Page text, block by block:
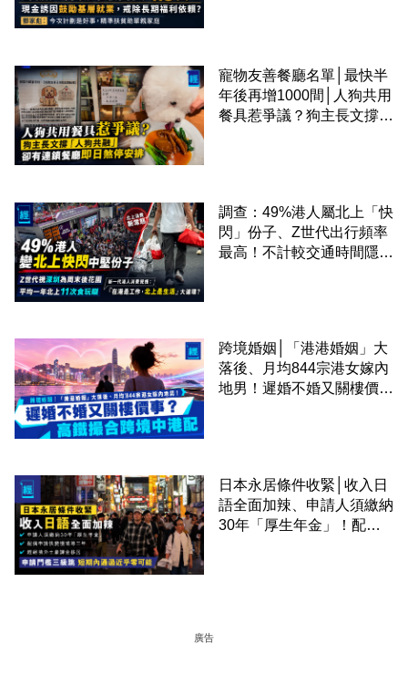
寵物友善餐廳名單│最快半
年後再增1000間│人狗共用
餐具惹爭議？狗主長文撐
調查：49%港人屬北上「快
閃」份子、Z世代出行頻率
最高！不計較交通時間隱形
跨境婚姻│「港港婚姻」大
落後、月均844宗港女嫁內
地男！遲婚不婚又關樓價
日本永居條件收緊│收入日
語全面加辣、申請人須繳納
30年「厚生年金」！配偶
廣告